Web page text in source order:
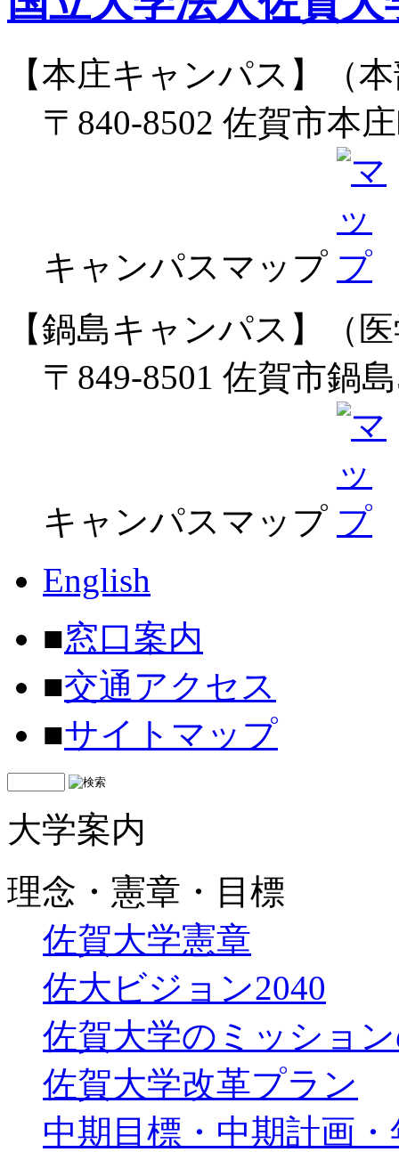
【本庄キャンパス】（
〒840-8502 佐賀市本
キャンパスマップ
【鍋島キャンパス】（
〒849-8501 佐賀市鍋
キャンパスマップ
English
■窓口案内
■交通アクセス
■サイトマップ
大学案内
理念・憲章・目標
佐賀大学憲章
佐大ビジョン2040
佐賀大学のミッショ
佐賀大学改革プラン
中期目標・中期計画